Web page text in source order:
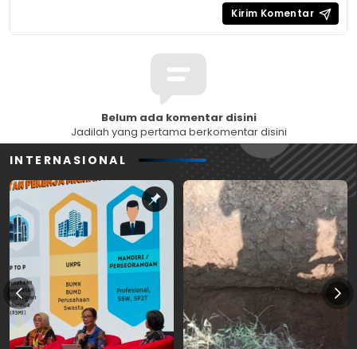
Belum ada komentar disini
Jadilah yang pertama berkomentar disini
INTERNASIONAL